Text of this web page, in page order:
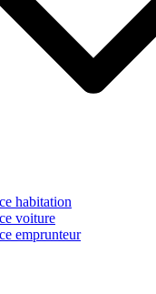
habitation
voiture
emprunteur